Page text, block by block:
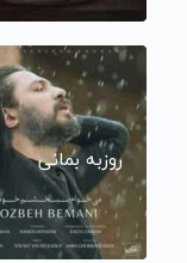
روزبه بمانی